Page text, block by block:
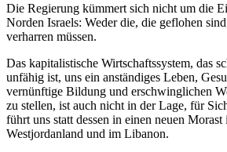
Die Regierung kümmert sich nicht um die
Norden Israels: Weder die, die geflohen
verharren müssen.
Das kapitalistische Wirtschaftssystem, das
unfähig ist, uns ein anständiges Leben,
vernünftige Bildung und erschwinglichen
zu stellen, ist auch nicht in der Lage, für
führt uns statt dessen in einen neuen
Westjordanland und im Libanon.